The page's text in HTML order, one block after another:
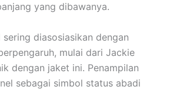
yang dibawanya.
diasosiasikan dengan
mulai dari Jackie
dengan jaket ini. Penampilan
sebagai simbol status abadi